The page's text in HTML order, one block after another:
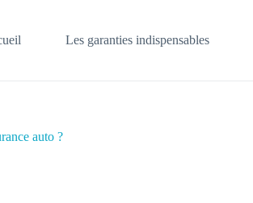
Les garanties indispensables
auto ?